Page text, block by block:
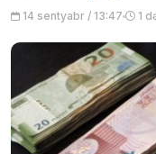
14 sentyabr / 13:47 1